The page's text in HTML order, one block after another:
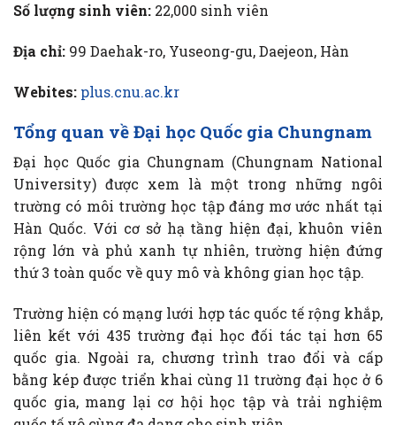
Số lượng sinh viên: 22,000 sinh viên
Địa chỉ: 99 Daehak-ro, Yuseong-gu, Daejeon, Hàn
Webites: plus.cnu.ac.kr
Tổng quan về Đại học Quốc gia Chungnam
Đại học Quốc gia Chungnam (Chungnam National
University) được xem là một trong những ngôi
trường có môi trường học tập đáng mơ ước nhất tại
Hàn Quốc. Với cơ sở hạ tầng hiện đại, khuôn viên
rộng lớn và phủ xanh tự nhiên, trường hiện đứng
thứ 3 toàn quốc về quy mô và không gian học tập.
Trường hiện có mạng lưới hợp tác quốc tế rộng khắp,
liên kết với 435 trường đại học đối tác tại hơn 65
quốc gia. Ngoài ra, chương trình trao đổi và cấp
bằng kép được triển khai cùng 11 trường đại học ở 6
quốc gia, mang lại cơ hội học tập và trải nghiệm